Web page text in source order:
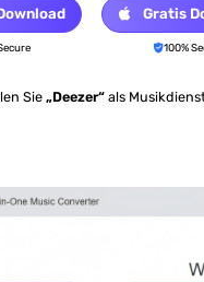
Gratis
100%
Sie„Deezer“ als